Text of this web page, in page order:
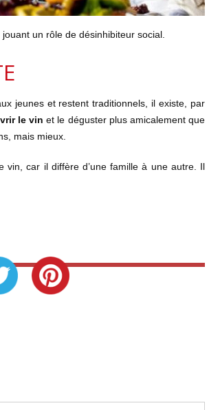
un rôle de désinhibiteur social.
jeunes et restent traditionnels, il existe, par
le vin et le déguster plus amicalement que
mais mieux.
car il diffère d’une famille à une autre. Il